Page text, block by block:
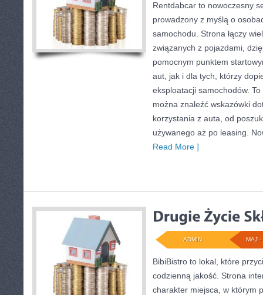
Rentdabcar to nowoczesny
prowadzony z myślą o
samochodu. Strona łączy
związanych z pojazdami,
pomocnym punktem
aut, jak i dla tych, którzy
eksploatacji samochodów.
można znaleźć wskazówki
korzystania z auta, od
używanego aż po leasing.
Read More ]
MAJ -
ADMIN
BibiBistro to lokal, które
codzienną jakość. Strona
charakter miejsca, w którym